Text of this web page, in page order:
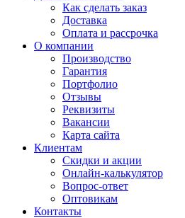
Как сделать заказ
Доставка
Оплата и рассрочка
О компании
Производство
Гарантия
Портфолио
Отзывы
Реквизиты
Вакансии
Карта сайта
Клиентам
Скидки и акции
Онлайн-калькулятор
Вопрос-ответ
Оптовикам
Контакты